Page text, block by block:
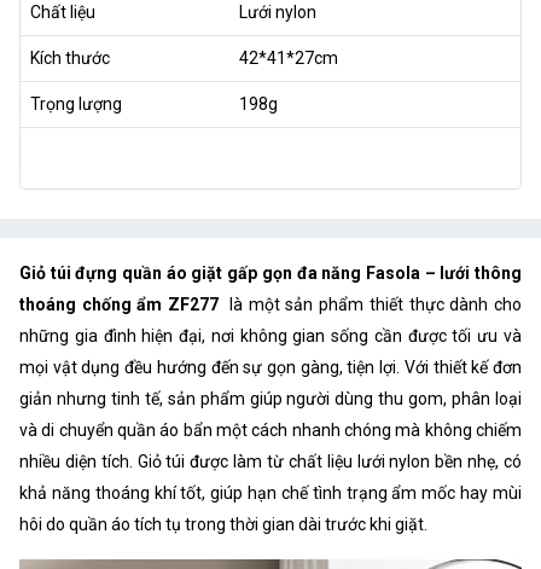
Chất liệu Lưới nylon
Kích thước 42*41*27cm
Trọng lượng 198g
Giỏ túi đựng quần áo giặt gấp gọn đa năng Fasola – lưới thông
thoáng chống ẩm ZF277 là một sản phẩm thiết thực dành cho
những gia đình hiện đại, nơi không gian sống cần được tối ưu và
mọi vật dụng đều hướng đến sự gọn gàng, tiện lợi. Với thiết kế đơn
giản nhưng tinh tế, sản phẩm giúp người dùng thu gom, phân loại
và di chuyển quần áo bẩn một cách nhanh chóng mà không chiếm
nhiều diện tích. Giỏ túi được làm từ chất liệu lưới nylon bền nhẹ, có
khả năng thoáng khí tốt, giúp hạn chế tình trạng ẩm mốc hay mùi
hôi do quần áo tích tụ trong thời gian dài trước khi giặt.